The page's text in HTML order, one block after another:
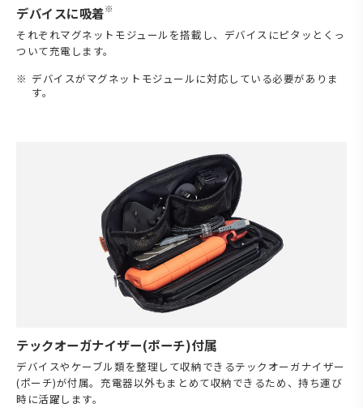
デバイスに吸着※
それぞれマグネットモジュールを搭載し、デバイスにピタッとくっ
ついて充電します。
デバイスがマグネットモジュールに対応している必要がありま
す。
テックオーガナイザー(ポーチ)付属
デバイスやケーブル類を整理して収納できるテックオーガナイザー
(ポーチ)が付属。充電器以外もまとめて収納できるため、持ち運び
時に活躍します。